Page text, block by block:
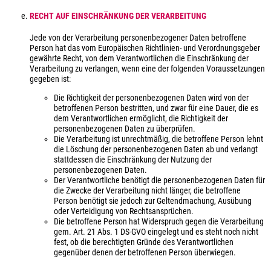
RECHT AUF EINSCHRÄNKUNG DER VERARBEITUNG
Jede von der Verarbeitung personenbezogener Daten betroffene
Person hat das vom Europäischen Richtlinien- und Verordnungsgeber
gewährte Recht, von dem Verantwortlichen die Einschränkung der
Verarbeitung zu verlangen, wenn eine der folgenden Voraussetzungen
gegeben ist:
Die Richtigkeit der personenbezogenen Daten wird von der
betroffenen Person bestritten, und zwar für eine Dauer, die es
dem Verantwortlichen ermöglicht, die Richtigkeit der
personenbezogenen Daten zu überprüfen.
Die Verarbeitung ist unrechtmäßig, die betroffene Person lehnt
die Löschung der personenbezogenen Daten ab und verlangt
stattdessen die Einschränkung der Nutzung der
personenbezogenen Daten.
Der Verantwortliche benötigt die personenbezogenen Daten für
die Zwecke der Verarbeitung nicht länger, die betroffene
Person benötigt sie jedoch zur Geltendmachung, Ausübung
oder Verteidigung von Rechtsansprüchen.
Die betroffene Person hat Widerspruch gegen die Verarbeitung
gem. Art. 21 Abs. 1 DS-GVO eingelegt und es steht noch nicht
fest, ob die berechtigten Gründe des Verantwortlichen
gegenüber denen der betroffenen Person überwiegen.